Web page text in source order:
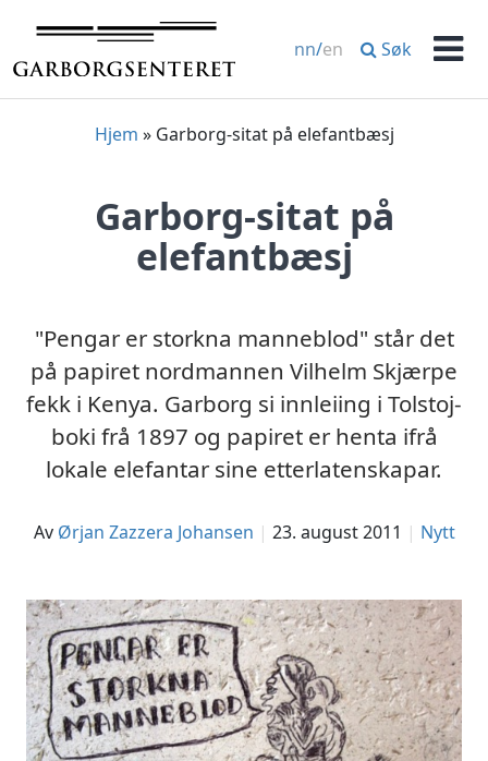
innhold
nn/en Søk
Hjem » Garborg-sitat på elefantbæsj
Garborg-sitat på
elefantbæsj
"Pengar er storkna manneblod" står det
på papiret nordmannen Vilhelm Skjærpe
fekk i Kenya. Garborg si innleiing i Tolstoj-
boki frå 1897 og papiret er henta ifrå
lokale elefantar sine etterlatenskapar.
av Ørjan Zazzera Johansen 23. august 2011 Nytt